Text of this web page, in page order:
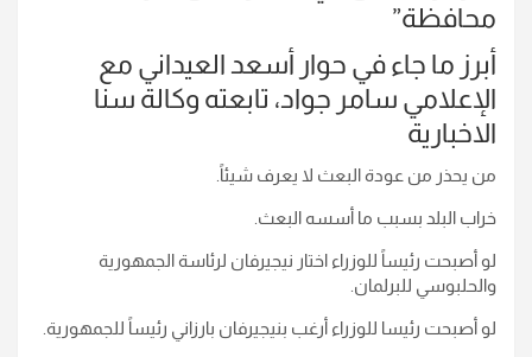
محافظة”
أبرز ما جاء في حوار أسعد العيداني مع
الإعلامي سامر جواد، تابعته وكالة سنا
الاخبارية
من يحذر من عودة البعث لا يعرف شيئاً.
خراب البلد بسبب ما أسسه البعث.
لو أصبحت رئيساً للوزراء اختار نيجيرفان لرئاسة الجمهورية
والحلبوسي للبرلمان.
لو أصبحت رئيسا للوزراء أرغب بنيجيرفان بارزاني رئيساً للجمهورية.